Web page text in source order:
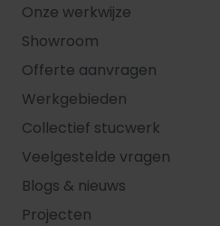
Onze werkwijze
Showroom
Offerte aanvragen
Werkgebieden
Collectief stucwerk
Veelgestelde vragen
Blogs & nieuws
Projecten